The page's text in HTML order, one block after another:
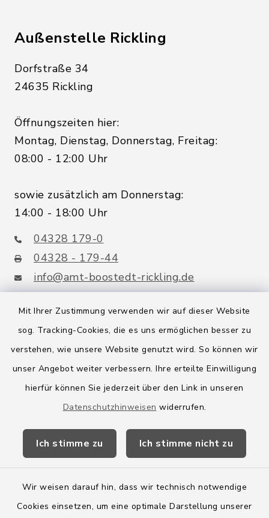
Mit Ihrer Zustimmung verwenden wir auf dieser Website
sog. Tracking-Cookies, die es uns ermöglichen besser zu
verstehen, wie unsere Website genutzt wird. So können wir
unser Angebot weiter verbessern. Ihre erteilte Einwilligung
hierfür können Sie jederzeit über den Link in unseren
Datenschutzhinweisen widerrufen.
Ich stimme zu Ich stimme nicht zu
Wir weisen darauf hin, dass wir technisch notwendige
Cookies einsetzen, um eine optimale Darstellung unserer
Außenstelle Rickling
Dorfstraße 34
24635 Rickling
Öffnungszeiten hier:
Montag, Dienstag, Donnerstag, Freitag:
08:00 - 12:00 Uhr
sowie zusätzlich am Donnerstag:
14:00 - 18:00 Uhr
04328 179-0
04328 - 179-44
info@amt-boostedt-rickling.de
Quicklinks
Amt Boostedt-Rickling
Amtsbroschüre
Wege-Zweckverband